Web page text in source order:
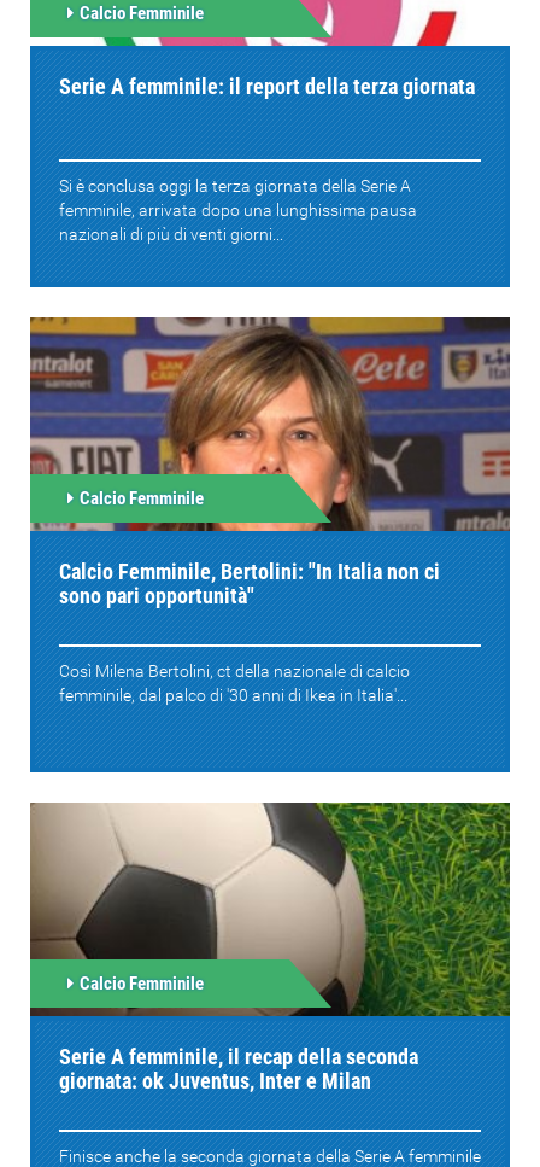
Calcio Femminile
Serie A femminile: il report della terza giornata
Si è conclusa oggi la terza giornata della Serie A
femminile, arrivata dopo una lunghissima pausa
nazionali di più di venti giorni...
Calcio Femminile
Calcio Femminile, Bertolini: "In Italia non ci
sono pari opportunità"
Così Milena Bertolini, ct della nazionale di calcio
femminile, dal palco di '30 anni di Ikea in Italia'...
Calcio Femminile
Serie A femminile, il recap della seconda
giornata: ok Juventus, Inter e Milan
Finisce anche la seconda giornata della Serie A femminile